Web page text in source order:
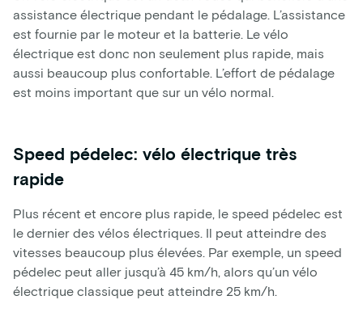
assistance électrique pendant le pédalage. L’assistance
est fournie par le moteur et la batterie. Le vélo
électrique est donc non seulement plus rapide, mais
aussi beaucoup plus confortable. L’effort de pédalage
est moins important que sur un vélo normal.
Speed pédelec: vélo électrique très
rapide
Plus récent et encore plus rapide, le speed pédelec est
le dernier des vélos électriques. Il peut atteindre des
vitesses beaucoup plus élevées. Par exemple, un speed
pédelec peut aller jusqu’à 45 km/h, alors qu’un vélo
électrique classique peut atteindre 25 km/h.